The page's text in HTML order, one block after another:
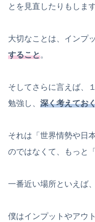
とを見直したりもします
大切なことは、インプ
すること。
そしてさらに言えば、
勉強し、 深く考えてお
それは「世界情勢や日
のではなくて、もっと
一番近い場所といえば、
僕はインプットやアウ